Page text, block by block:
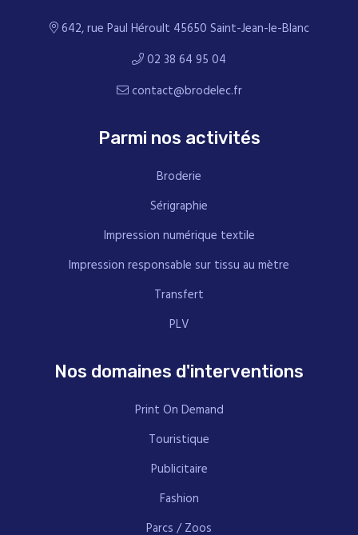
642, rue Paul Héroult 45650 Saint-Jean-le-Blanc
02 38 64 95 04
contact@brodelec.fr
Parmi nos activités
Broderie
Sérigraphie
Impression numérique textile
Impression responsable sur tissu au mètre
Transfert
PLV
Nos domaines d'interventions
Print On Demand
Touristique
Publicitaire
Fashion
Parcs / Zoos